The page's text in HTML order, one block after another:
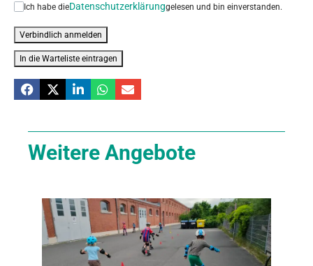
Ich habe dieDatenschutzerklärunggelesen und bin einverstanden.
Verbindlich anmelden
In die Warteliste eintragen
Weitere Angebote